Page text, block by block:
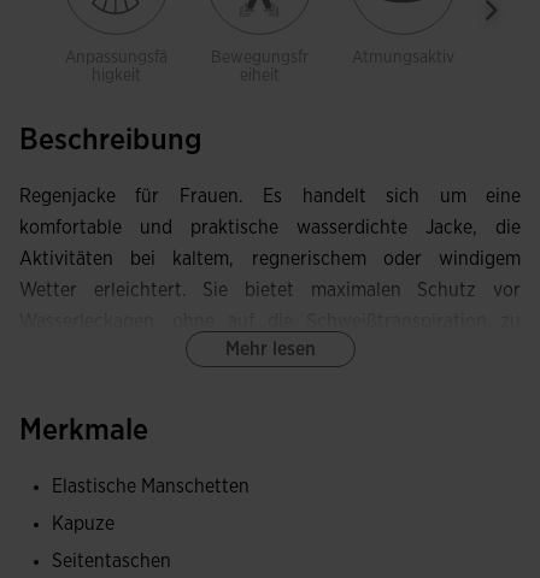
Anpassungsfä
higkeit
Bewegungsfr
eiheit
Atmungsaktiv
Beschreibung
Regenjacke für Frauen. Es handelt sich um eine
komfortable und praktische wasserdichte Jacke, die
Aktivitäten bei kaltem, regnerischem oder windigem
Wetter erleichtert. Sie bietet maximalen Schutz vor
über eine ergonomische und selbstverstaubare Kapuze, die
Ausgestattet mit Reißverschlusstaschen zur sicheren
Mehr lesen
Merkmale
Elastische Manschetten
Kapuze
Seitentaschen